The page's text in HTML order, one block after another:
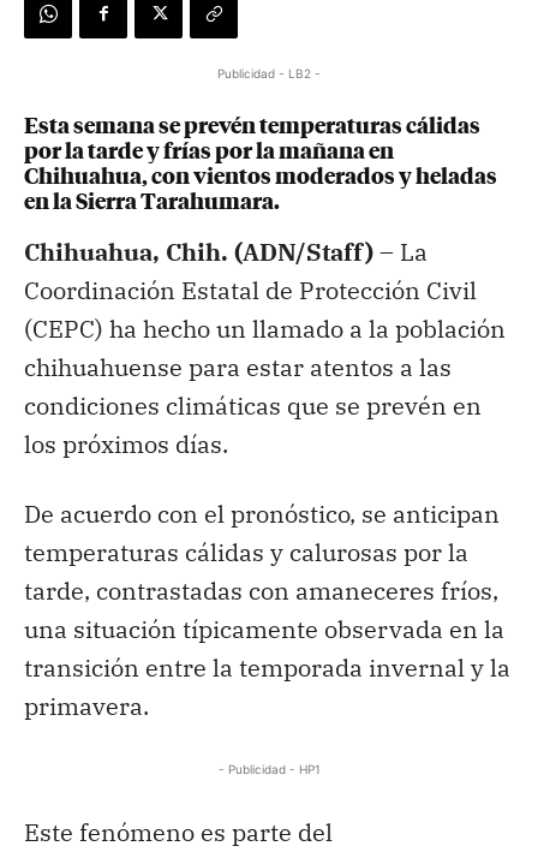
Publicidad - LB2 -
Esta semana se prevén temperaturas cálidas
por la tarde y frías por la mañana en
Chihuahua, con vientos moderados y heladas
en la Sierra Tarahumara.
Chihuahua, Chih. (ADN/Staff) – La
Coordinación Estatal de Protección Civil
(CEPC) ha hecho un llamado a la población
chihuahuense para estar atentos a las
condiciones climáticas que se prevén en
los próximos días.
De acuerdo con el pronóstico, se anticipan
temperaturas cálidas y calurosas por la
tarde, contrastadas con amaneceres fríos,
una situación típicamente observada en la
transición entre la temporada invernal y la
primavera.
- Publicidad - HP1
Este fenómeno es parte del